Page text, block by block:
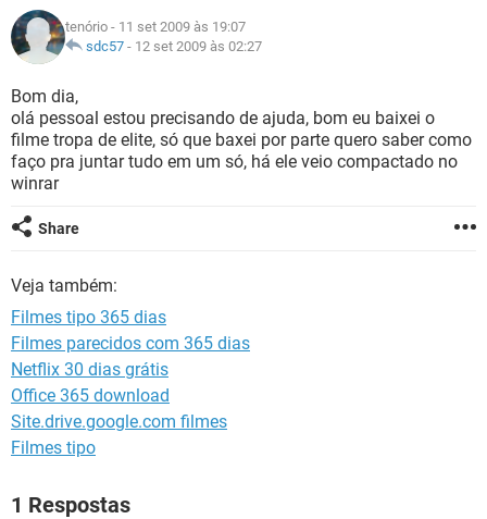
GUIA DE COMPRAS
INSTAGRAM
GUIA DE COMPRAS
CELULAR
OUTLOOK EXCEL
INSTAGRAM
GUIA DE COMPRAS
JOGOS
CELULAR
OUTLOOK
INSTAGRAM GMAIL
GUIA DE COMPRAS
GLOSSÁRIO
JOGOS
CELULAR FACEBOOK
OUTLOOK EXCEL
GUIA DE COMPRAS
tenório - 11 set 2009 às 19:07
sdc57 - 12 set 2009 às 02:27
Bom dia,
olá pessoal estou precisando de ajuda, bom eu baixei o
filme tropa de elite, só que baxei por parte quero saber como
faço pra juntar tudo em um só, há ele veio compactado no
winrar
Share
Veja também:
Filmes tipo 365 dias
Filmes parecidos com 365 dias
Netflix 30 dias grátis
Office 365 download
Site.drive.google.com filmes
Filmes tipo
1 Respostas